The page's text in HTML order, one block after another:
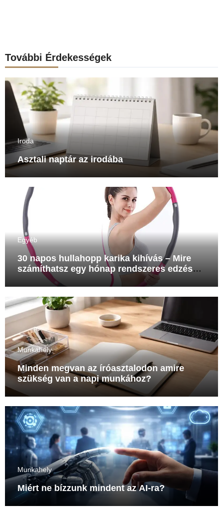
További Érdekességek
Iroda
Asztali naptár az irodába
Egyéb
30 napos hullahopp karika kihívás – Mire
számíthatsz egy hónap rendszeres edzés
Munkahely
Minden megvan az íróasztalodon amire
szükség van a napi munkához?
Munkahely
Miért ne bízzunk mindent az AI-ra?